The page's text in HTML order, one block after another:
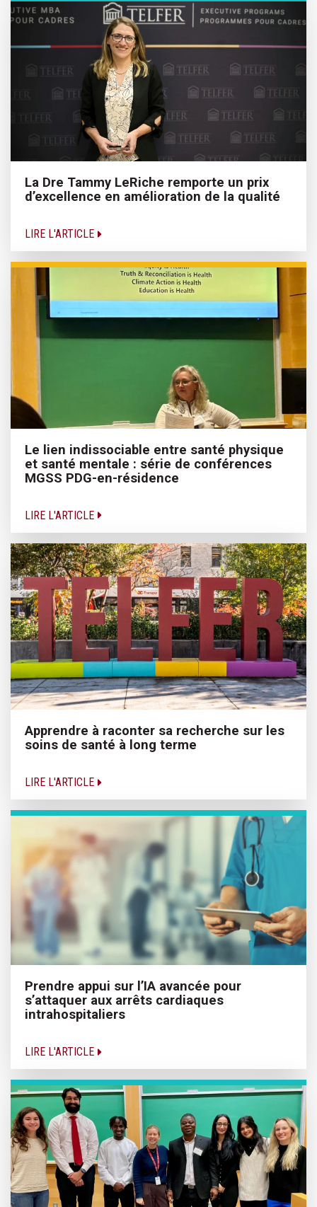
La Dre Tammy LeRiche remporte un prix
d’excellence en amélioration de la qualité
LIRE L'ARTICLE
Le lien indissociable entre santé physique
et santé mentale : série de conférences
MGSS PDG-en-résidence
LIRE L'ARTICLE
Apprendre à raconter sa recherche sur les
soins de santé à long terme
LIRE L'ARTICLE
Prendre appui sur l’IA avancée pour
s’attaquer aux arrêts cardiaques
intrahospitaliers
LIRE L'ARTICLE